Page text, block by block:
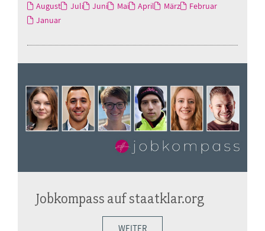
August
Juli Juni Mai April März
Februar
Januar
Jobkompass auf staatklar.org
WEITER